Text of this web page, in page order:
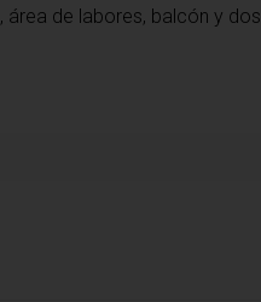
de labores, balcón y dos